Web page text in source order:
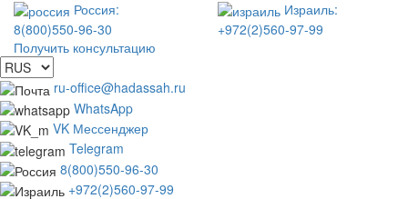
Россия:
8(800)550-96-30
Израиль:
+972(2)560-97-99
Получить консультацию
ru-office@hadassah.ru
WhatsApp
VK Мессенджер
Telegram
8(800)550-96-30
+972(2)560-97-99